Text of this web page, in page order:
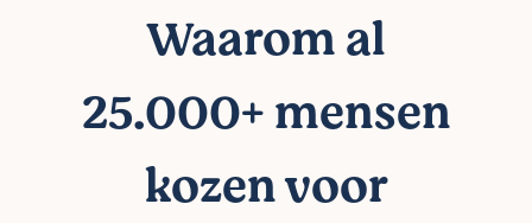
Waarom al
25.000+ mensen
kozen voor